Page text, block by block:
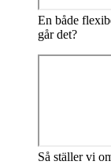
En både
går det?
Så ställer vi